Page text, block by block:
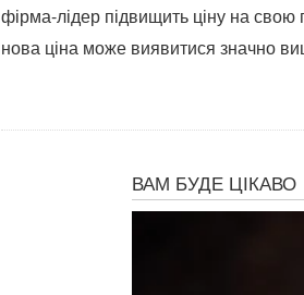
фірма-лідер підвищить ціну на свою
нова ціна може виявитися значно